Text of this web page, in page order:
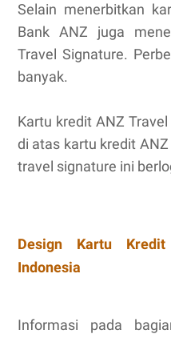
Selain menerbitkan
Bank ANZ juga
Travel Signature.
banyak.
Kartu kredit ANZ
di atas kartu kredit
travel signature ini
Design Kartu
Indonesia
Informasi pada